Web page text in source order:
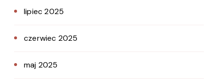
lipiec 2025
czerwiec 2025
maj 2025